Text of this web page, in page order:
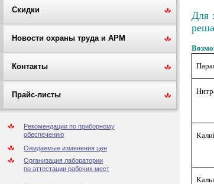
Скидки
Новости охраны труда и АРМ
Контакты
Прайс-листы
Рекомендации по приборному
обеспечению
Ожидаемые изменения цен
Организация лаборатории
по аттестации рабочих мест
Для